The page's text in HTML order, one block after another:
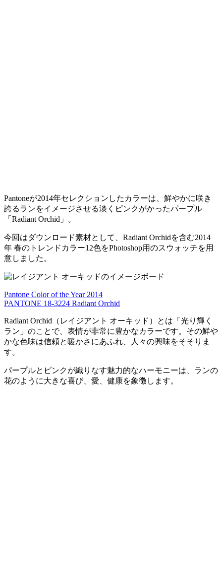
Pantoneが2014年セレクションしたカラーは、鮮やかに咲き
誇るランをイメージさせる淡くピンクがかったパープル
「Radiant Orchid」。
今回はダウンロード素材として、Radiant Orchidを含む2014
年 春のトレンドカラー12色をPhotoshop用のスウォッチを用
意しました。
Pantone Color of the Year 2014
PANTONE 18-3224 Radiant Orchid
Radiant Orchid（レイジアント オーキッド）とは「光り輝く
ラン」のことで、表情が非常に豊かなカラーです。その鮮や
かな色味は信頼と暖かさにあふれ、人々の興味をそそりま
す。
パープルとピンクが織りなす魅力的なハーモニーは、ランの
花のように大きな喜び、愛、健康を象徴します。